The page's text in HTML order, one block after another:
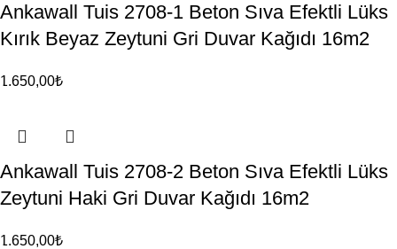
Ankawall Tuis 2708-1 Beton Sıva Efektli Lüks
Kırık Beyaz Zeytuni Gri Duvar Kağıdı 16m2
1.650,00₺
Ankawall Tuis 2708-2 Beton Sıva Efektli Lüks
Zeytuni Haki Gri Duvar Kağıdı 16m2
1.650,00₺